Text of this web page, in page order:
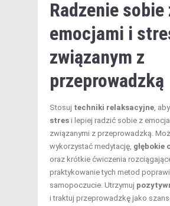
Radzenie sobie
emocjami i
związanym z
przeprowadzką
Stosuj techniki relaksacyjne,
stres i lepiej radzić sobie z
związanymi z przeprowadzką.
wykorzystać medytację, głębokie
oraz krótkie ćwiczenia
praktykowanie tych metod
samopoczucie. Utrzymuj
i traktuj przeprowadzkę jako